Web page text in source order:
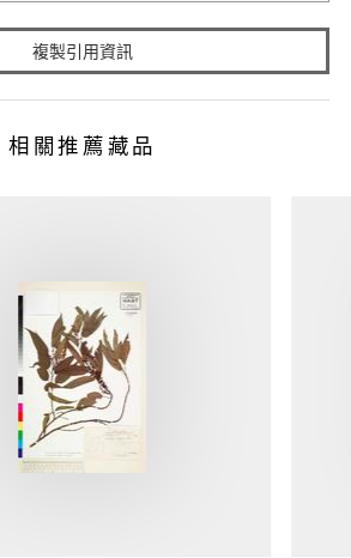
複製引用資訊
相關推薦藏品